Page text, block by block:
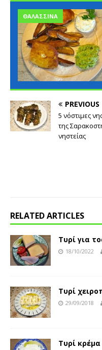
ΘΑΛΑΣΣΙΝΑ
PREVIOUS
5 νόστιμες
της
νηστείας
RELATED ARTICLES
Τυρί για
18/10/2022
Τυρί
29/09/2018
Τυρί κρέμα